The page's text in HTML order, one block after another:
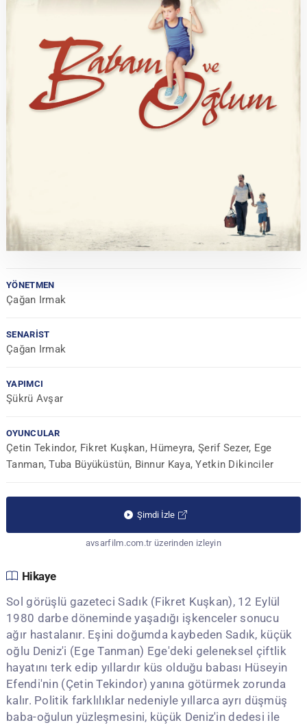
YÖNETMEN
Çağan Irmak
SENARIST
Çağan Irmak
YAPIMCI
Şükrü Avşar
OYUNCULAR
Çetin Tekindor, Fikret Kuşkan, Hümeyra, Şerif Sezer, Ege
Tanman, Tuba Büyüküstün, Binnur Kaya, Yetkin Dikinciler
Şimdi İzle
avsarfilm.com.tr üzerinden izleyin
Hikaye
Sol görüşlü gazeteci Sadık (Fikret Kuşkan), 12 Eylül
1980 darbe döneminde yaşadığı işkenceler sonucu
ağır hastalanır. Eşini doğumda kaybeden Sadık, küçük
oğlu Deniz'i (Ege Tanman) Ege'deki geleneksel çiftlik
hayatını terk edip yıllardır küs olduğu babası Hüseyin
Efendi'nin (Çetin Tekindor) yanına götürmek zorunda
kalır. Politik farklılıklar nedeniyle yıllarca ayrı düşmüş
baba-oğulun yüzleşmesini, küçük Deniz'in dedesi ile